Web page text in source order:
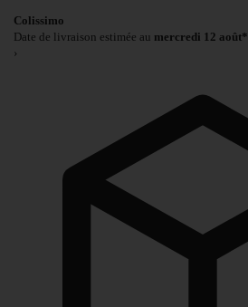
Colissimo
Date de livraison estimée au mercredi 12 août*
›